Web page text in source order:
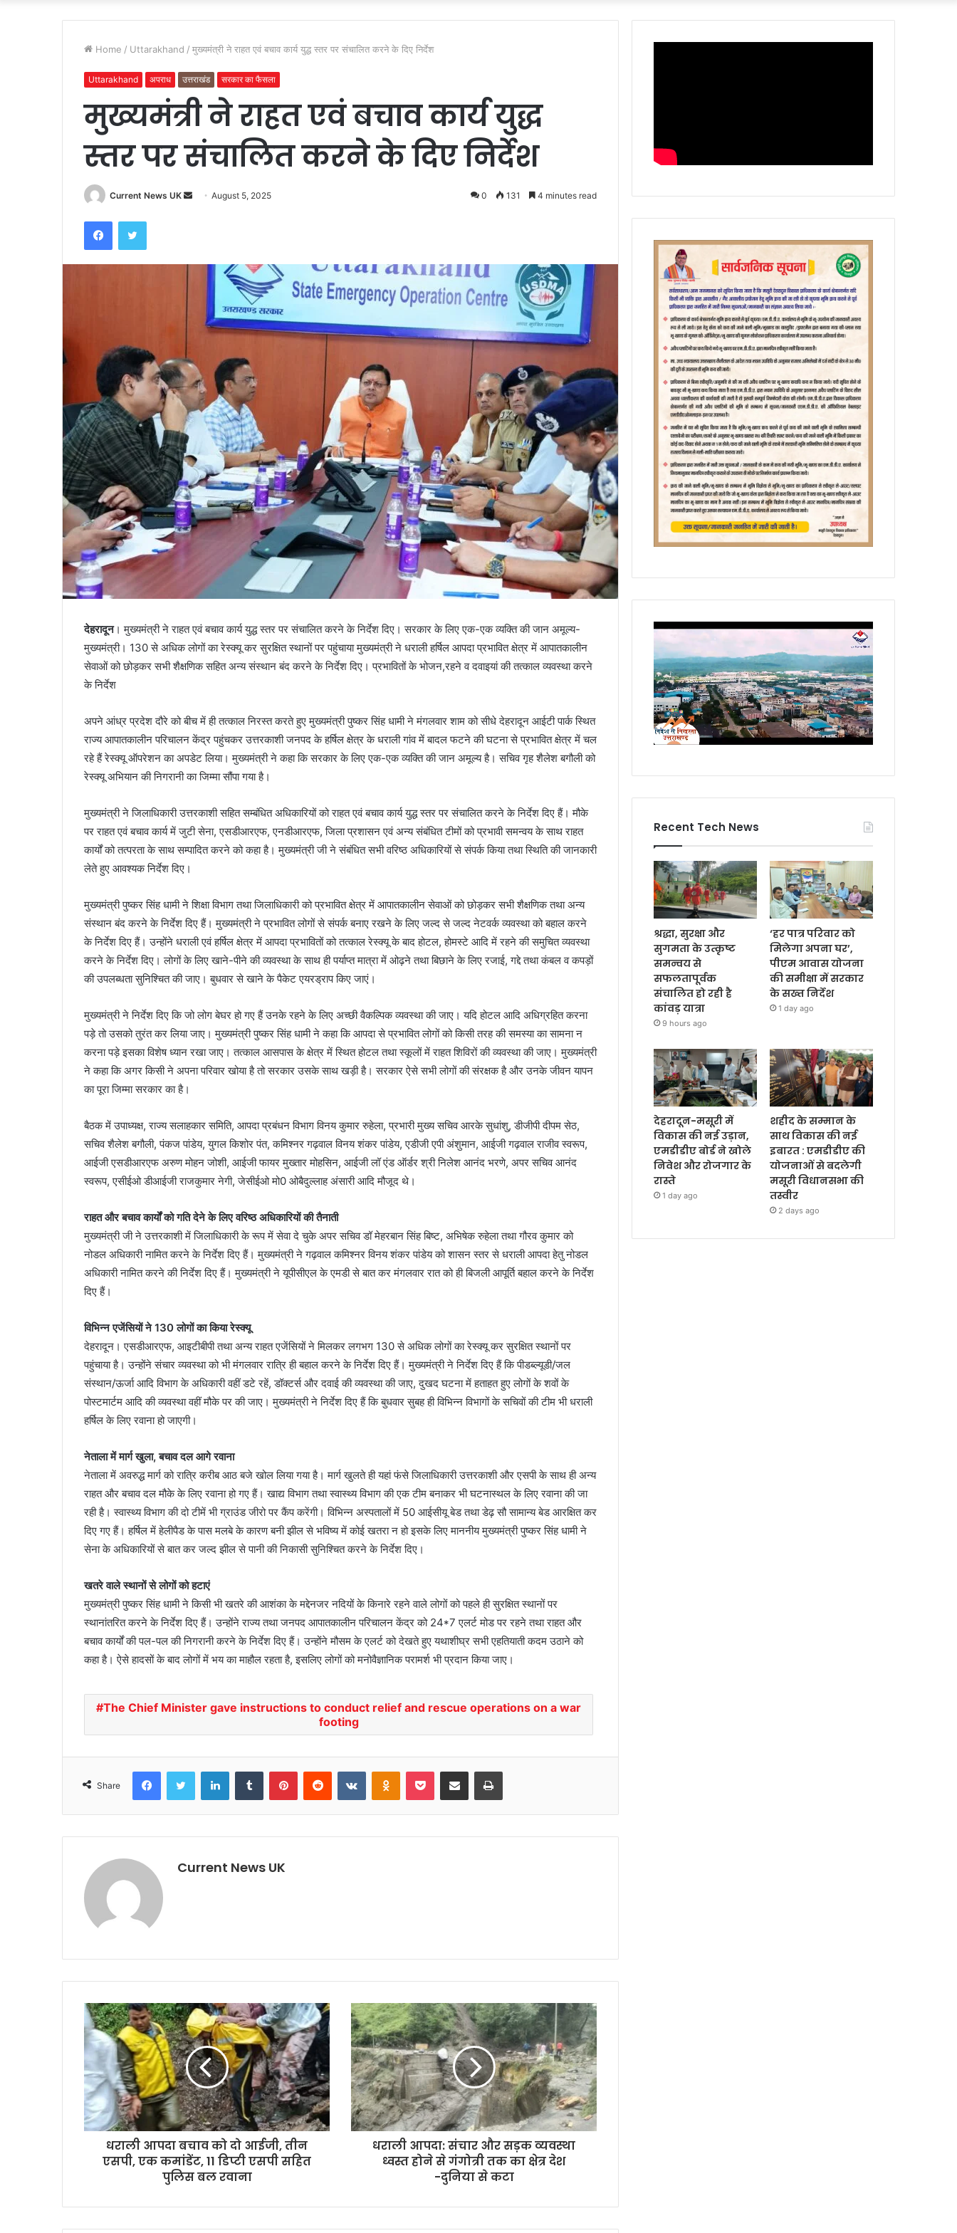
skin
Article
Home / Uttarakhand / मुख्यमंत्री ने राहत एवं बचाव कार्य युद्ध स्तर पर संचालित करने के दिए निर्देश
Uttarakhand अपराध उत्तराखंड सरकार का फैसला
मुख्यमंत्री ने राहत एवं बचाव कार्य युद्ध
स्तर पर संचालित करने के दिए निर्देश
Current News UK
a
l
August 5, 2025 0 131 4 minutes read
देहरादून। मुख्यमंत्री ने राहत एवं बचाव कार्य युद्ध स्तर पर संचालित करने के निर्देश दिए। सरकार के लिए एक-एक व्यक्ति की जान अमूल्य-
मुख्यमंत्री। 130 से अधिक लोगों का रेस्क्यू कर सुरक्षित स्थानों पर पहुंचाया मुख्यमंत्री ने धराली हर्षिल आपदा प्रभावित क्षेत्र में आपातकालीन
सेवाओं को छोड़कर सभी शैक्षणिक सहित अन्य संस्थान बंद करने के निर्देश दिए। प्रभावितों के भोजन,रहने व दवाइयां की तत्काल व्यवस्था करने
के निर्देश
अपने आंध्र प्रदेश दौरे को बीच में ही तत्काल निरस्त करते हुए मुख्यमंत्री पुष्कर सिंह धामी ने मंगलवार शाम को सीधे देहरादून आईटी पार्क स्थित
राज्य आपातकालीन परिचालन केंद्र पहुंचकर उत्तरकाशी जनपद के हर्षिल क्षेत्र के धराली गांव में बादल फटने की घटना से प्रभावित क्षेत्र में चल
रहे हैं रेस्क्यू ऑपरेशन का अपडेट लिया। मुख्यमंत्री ने कहा कि सरकार के लिए एक-एक व्यक्ति की जान अमूल्य है। सचिव गृह शैलेश बगौली को
रेस्क्यू अभियान की निगरानी का जिम्मा सौंपा गया है।
मुख्यमंत्री ने जिलाधिकारी उत्तरकाशी सहित सम्बंधित अधिकारियों को राहत एवं बचाव कार्य युद्ध स्तर पर संचालित करने के निर्देश दिए हैं। मौके
पर राहत एवं बचाव कार्य में जुटी सेना, एसडीआरएफ, एनडीआरएफ, जिला प्रशासन एवं अन्य संबंधित टीमों को प्रभावी समन्वय के साथ राहत
कार्यों को तत्परता के साथ सम्पादित करने को कहा है। मुख्यमंत्री जी ने संबंधित सभी वरिष्ठ अधिकारियों से संपर्क किया तथा स्थिति की जानकारी
लेते हुए आवश्यक निर्देश दिए।
मुख्यमंत्री पुष्कर सिंह धामी ने शिक्षा विभाग तथा जिलाधिकारी को प्रभावित क्षेत्र में आपातकालीन सेवाओं को छोड़कर सभी शैक्षणिक तथा अन्य
संस्थान बंद करने के निर्देश दिए हैं। मुख्यमंत्री ने प्रभावित लोगों से संपर्क बनाए रखने के लिए जल्द से जल्द नेटवर्क व्यवस्था को बहाल करने
के निर्देश दिए हैं। उन्होंने धराली एवं हर्षिल क्षेत्र में आपदा प्रभावितों को तत्काल रेस्क्यू के बाद होटल, होमस्टे आदि में रहने की समुचित व्यवस्था
करने के निर्देश दिए। लोगों के लिए खाने-पीने की व्यवस्था के साथ ही पर्याप्त मात्रा में ओढ़ने तथा बिछाने के लिए रजाई, गद्दे तथा कंबल व कपड़ों
की उपलब्धता सुनिश्चित की जाए। बुधवार से खाने के पैकेट एयरड्राप किए जाएं।
मुख्यमंत्री ने निर्देश दिए कि जो लोग बेघर हो गए हैं उनके रहने के लिए अच्छी वैकल्पिक व्यवस्था की जाए। यदि होटल आदि अधिग्रहित करना
पड़े तो उसको तुरंत कर लिया जाए। मुख्यमंत्री पुष्कर सिंह धामी ने कहा कि आपदा से प्रभावित लोगों को किसी तरह की समस्या का सामना न
करना पड़े इसका विशेष ध्यान रखा जाए। तत्काल आसपास के क्षेत्र में स्थित होटल तथा स्कूलों में राहत शिविरों की व्यवस्था की जाए। मुख्यमंत्री
ने कहा कि अगर किसी ने अपना परिवार खोया है तो सरकार उसके साथ खड़ी है। सरकार ऐसे सभी लोगों की संरक्षक है और उनके जीवन यापन
का पूरा जिम्मा सरकार का है।
बैठक में उपाध्यक्ष, राज्य सलाहकार समिति, आपदा प्रबंधन विभाग विनय कुमार रुहेला, प्रभारी मुख्य सचिव आरके सुधांशु, डीजीपी दीपम सेठ,
सचिव शैलेश बगौली, पंकज पांडेय, युगल किशोर पंत, कमिश्नर गढ़वाल विनय शंकर पांडेय, एडीजी एपी अंशुमान, आईजी गढ़वाल राजीव स्वरूप,
आईजी एसडीआरएफ अरुण मोहन जोशी, आईजी फायर मुख्तार मोहसिन, आईजी लॉ एंड ऑर्डर श्री निलेश आनंद भरणे, अपर सचिव आनंद
स्वरूप, एसीईओ डीआईजी राजकुमार नेगी, जेसीईओ मो0 ओबैदुल्लाह अंसारी आदि मौजूद थे।
राहत और बचाव कार्यों को गति देने के लिए वरिष्ठ अधिकारियों की तैनाती
मुख्यमंत्री जी ने उत्तरकाशी में जिलाधिकारी के रूप में सेवा दे चुके अपर सचिव डॉ मेहरबान सिंह बिष्ट, अभिषेक रुहेला तथा गौरव कुमार को
नोडल अधिकारी नामित करने के निर्देश दिए हैं। मुख्यमंत्री ने गढ़वाल कमिश्नर विनय शंकर पांडेय को शासन स्तर से धराली आपदा हेतु नोडल
अधिकारी नामित करने की निर्देश दिए हैं। मुख्यमंत्री ने यूपीसीएल के एमडी से बात कर मंगलवार रात को ही बिजली आपूर्ति बहाल करने के निर्देश
दिए हैं।
विभिन्न एजेंसियों ने 130 लोगों का किया रेस्क्यू
देहरादून। एसडीआरएफ, आइटीबीपी तथा अन्य राहत एजेंसियों ने मिलकर लगभग 130 से अधिक लोगों का रेस्क्यू कर सुरक्षित स्थानों पर
पहुंचाया है। उन्होंने संचार व्यवस्था को भी मंगलवार रात्रि ही बहाल करने के निर्देश दिए हैं। मुख्यमंत्री ने निर्देश दिए हैं कि पीडब्ल्यूडी/जल
संस्थान/ऊर्जा आदि विभाग के अधिकारी वहीं डटे रहें, डॉक्टर्स और दवाई की व्यवस्था की जाए, दुखद घटना में हताहत हुए लोगों के शवों के
पोस्टमार्टम आदि की व्यवस्था वहीं मौके पर की जाए। मुख्यमंत्री ने निर्देश दिए हैं कि बुधवार सुबह ही विभिन्न विभागों के सचिवों की टीम भी धराली
हर्षिल के लिए रवाना हो जाएगी।
नेताला में मार्ग खुला, बचाव दल आगे रवाना
नेताला में अवरुद्ध मार्ग को रात्रि करीब आठ बजे खोल लिया गया है। मार्ग खुलते ही यहां फंसे जिलाधिकारी उत्तरकाशी और एसपी के साथ ही अन्य
राहत और बचाव दल मौके के लिए रवाना हो गए हैं। खाद्य विभाग तथा स्वास्थ्य विभाग की एक टीम बनाकर भी घटनास्थल के लिए रवाना की जा
रही है। स्वास्थ्य विभाग की दो टीमें भी ग्राउंड जीरो पर कैंप करेंगी। विभिन्न अस्पतालों में 50 आईसीयू बेड तथा डेढ़ सौ सामान्य बेड आरक्षित कर
दिए गए हैं। हर्षिल में हेलीपैड के पास मलबे के कारण बनी झील से भविष्य में कोई खतरा न हो इसके लिए माननीय मुख्यमंत्री पुष्कर सिंह धामी ने
सेना के अधिकारियों से बात कर जल्द झील से पानी की निकासी सुनिश्चित करने के निर्देश दिए।
खतरे वाले स्थानों से लोगों को हटाएं
मुख्यमंत्री पुष्कर सिंह धामी ने किसी भी खतरे की आशंका के मद्देनजर नदियों के किनारे रहने वाले लोगों को पहले ही सुरक्षित स्थानों पर
स्थानांतरित करने के निर्देश दिए हैं। उन्होंने राज्य तथा जनपद आपातकालीन परिचालन केंद्र को 24*7 एलर्ट मोड पर रहने तथा राहत और
बचाव कार्यों की पल-पल की निगरानी करने के निर्देश दिए हैं। उन्होंने मौसम के एलर्ट को देखते हुए यथाशीघ्र सभी एहतियाती कदम उठाने को
कहा है। ऐसे हादसों के बाद लोगों में भय का माहौल रहता है, इसलिए लोगों को मनोवैज्ञानिक परामर्श भी प्रदान किया जाए।
The Chief Minister gave instructions to conduct relief and rescue operations on a war
footing
Share
Current News UK
धराली आपदा बचाव को दो आईजी, तीन
एसपी, एक कमांडेंट, 11 डिप्टी एसपी सहित
पुलिस बल रवाना
धराली आपदा: संचार और सड़क व्यवस्था
ध्वस्त होने से गंगोत्री तक का क्षेत्र देश
-दुनिया से कटा
Recent Tech News
श्रद्धा, सुरक्षा और
सुगमता के उत्कृष्ट
समन्वय से
सफलतापूर्वक
संचालित हो रही है
कांवड़ यात्रा
9 hours ago
‘हर पात्र परिवार को
मिलेगा अपना घर’,
पीएम आवास योजना
की समीक्षा में सरकार
के सख्त निर्देश
1 day ago
देहरादून-मसूरी में
विकास की नई उड़ान,
एमडीडीए बोर्ड ने खोले
निवेश और रोजगार के
रास्ते
1 day ago
शहीद के सम्मान के
साथ विकास की नई
इबारत : एमडीडीए की
योजनाओं से बदलेगी
मसूरी विधानसभा की
तस्वीर
2 days ago